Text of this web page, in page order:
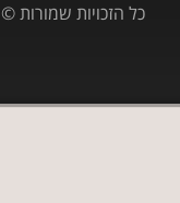
כל הזכויות שמורות ©